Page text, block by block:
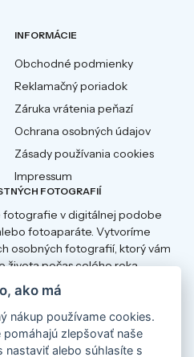
INFORMÁCIE
Obchodné podmienky
Reklamačný poriadok
Záruka vrátenia peňazí
Ochrana osobných údajov
Zásady používania cookies
Impressum
FOTOGRAFIÍ
fotografie v digitálnej podobe
fotoaparáte. Vytvoríme
osobných fotografií, ktorý vám
života počas celého roka.
Fotokalender
ako má
nákup používame cookies.
zlepšovať naše
nastaviť alebo súhlasíte s